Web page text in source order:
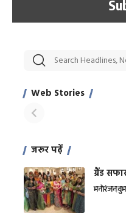
Web Stories
सट्टेबाजी में अरेस्ट हुए
साहिल खान
जरूर पढ़ें
ग्रैंड
मनोरंजन